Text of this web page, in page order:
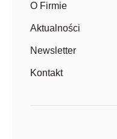
O Firmie
Aktualności
Newsletter
Kontakt